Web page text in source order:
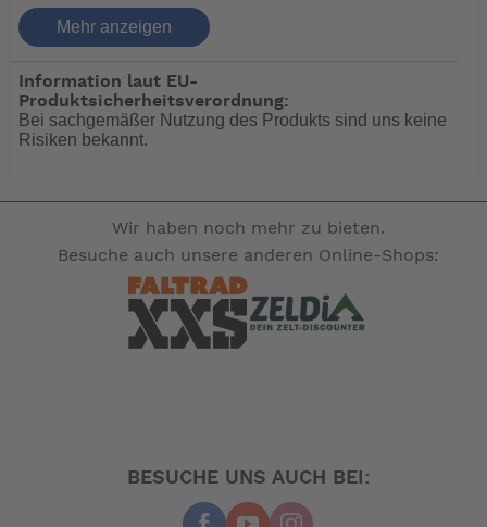
zugeschnittenes Angebot
Geballte Kraft und Dynamik. Die Honda BF150 und
BF135 Außenborder sind innovativ und fortschrittlich.
Grund, warum es sich lohnt, sich für diese Außenborder
zu entscheiden - schließlich sind beide Maschinen die
saubersten, sparsamsten und leisesten ihrer Klasse.
Erleben Sie grenzenloses Vergnügen im nassen
mit der variablen Luftansaugung sorgt für souveräne
Kraftentfaltung. Bereits bei niedrigen Drehzahlen
Mehr anzeigen
Information laut EU-
Produktsicherheitsverordnung:
Bei sachgemäßer Nutzung des Produkts sind uns keine
Risiken bekannt.
Wir haben noch mehr zu bieten.
Besuche auch unsere anderen Online-Shops:
BESUCHE UNS AUCH BEI: